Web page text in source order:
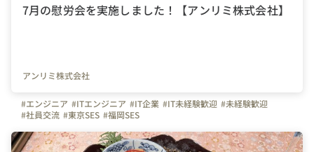
7月の慰労会を実施しました！【アンリミ株式会社】
アンリミ株式会社
#エンジニア #ITエンジニア #IT企業 #IT未経験歓迎 #未経験歓迎
#社員交流 #東京SES #福岡SES